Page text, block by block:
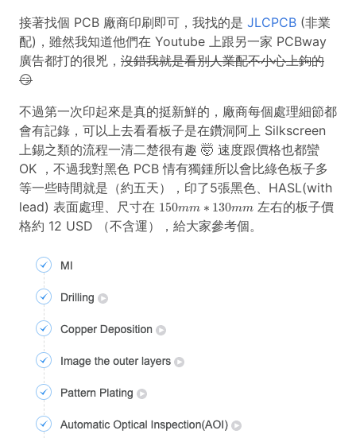
接著找個 PCB 廠商印刷即可，我找的是 JLCPCB (非業
配)，雖然我知道他們在 Youtube 上跟另一家 PCBway
廣告都打的很兇， 沒錯我就是看別人業配不小心上鉤的
😏
不過第一次印起來是真的挺新鮮的，廠商每個處理細節都
會有記錄，可以上去看看板子是在鑽洞阿上 Silkscreen
上錫之類的流程一清二楚很有趣 🤯 速度跟價格也都蠻
OK ，不過我對黑色 PCB 情有獨鍾所以會比綠色板子多
等一些時間就是（約五天），印了5張黑色、HASL(with
lead) 表面處理、尺寸在 150mm ∗ 130mm
150mm ∗ 130mm 左右的板子價
格約 12 USD （不含運），給大家參考個。